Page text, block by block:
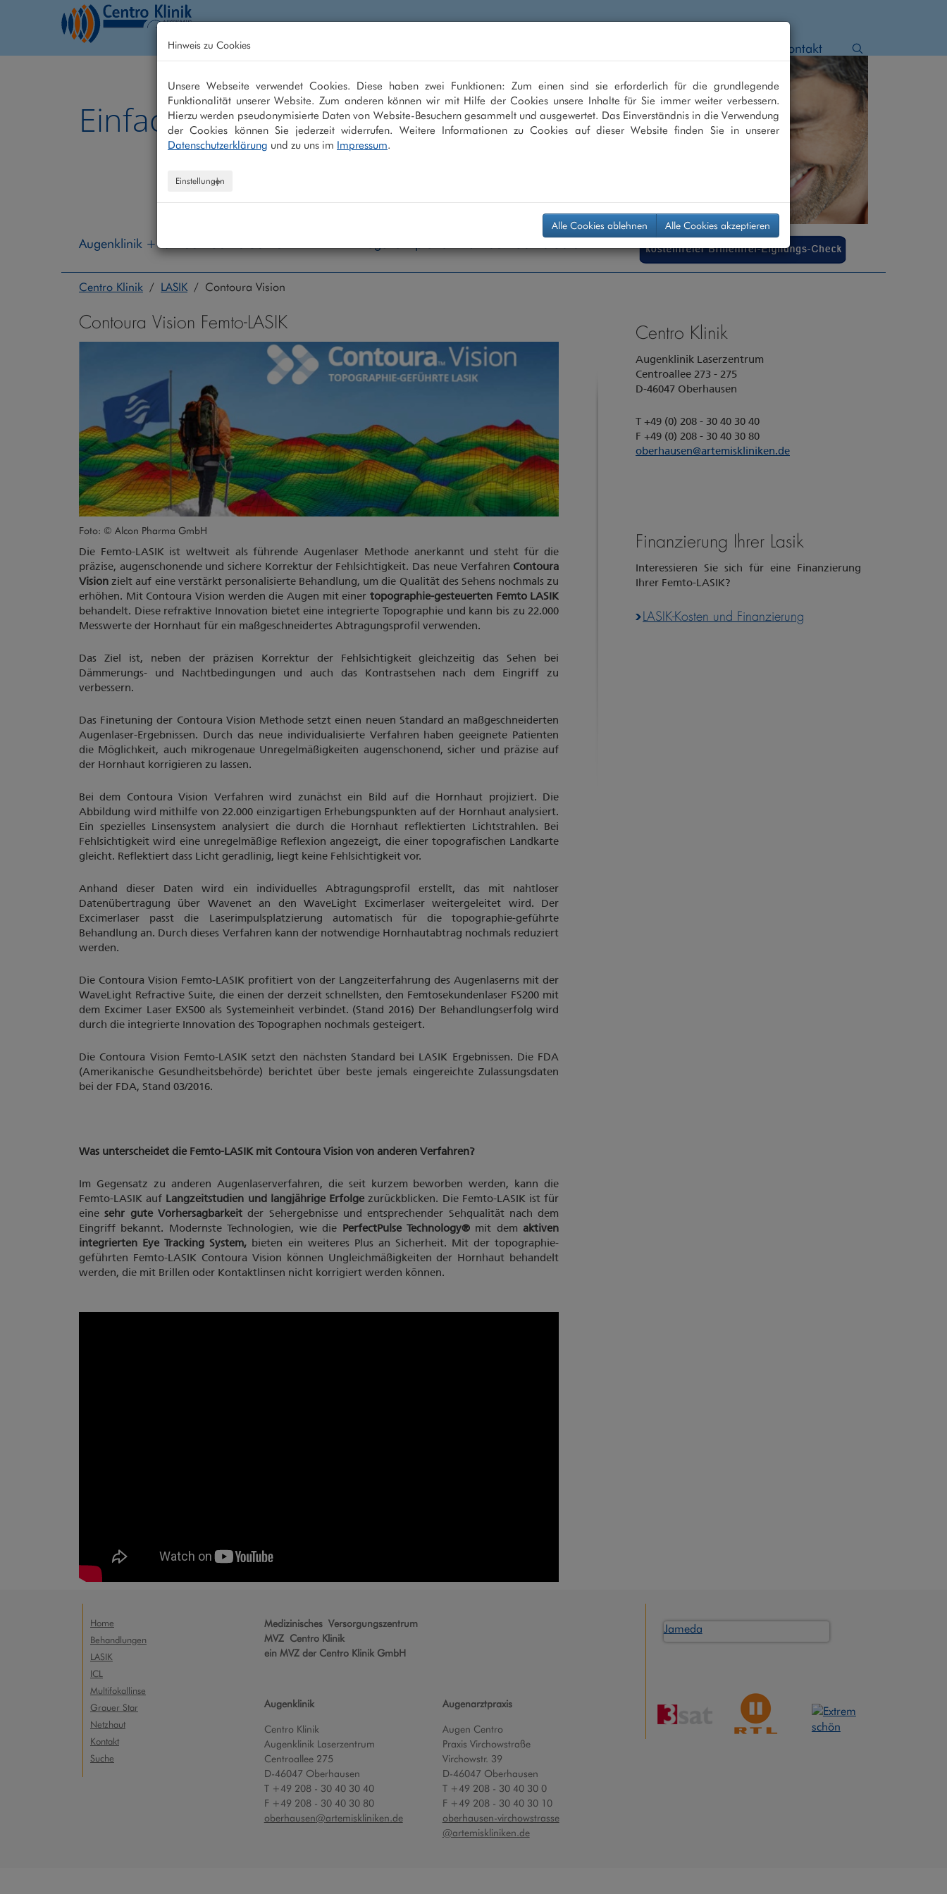
Home Behandlungen Kontakt
Einfach besser sehen
Augenklinik +49 208 - 30 40 30 40
Centro Klinik / LASIK/ Contoura Vision
Contoura Vision Femto-LASIK
Foto: © Alcon Pharma GmbH
Die Femto-LASIK ist weltweit als führende Augenlaser Methode anerkannt und steht für die
präzise, augenschonende und sichere Korrektur der Fehlsichtigkeit. Das neue Verfahren Contoura
Vision zielt auf eine verstärkt personalisierte Behandlung, um die Qualität des Sehens nochmals zu
erhöhen. Mit Contoura Vision werden die Augen mit einer topographie-gesteuerten Femto LASIK
behandelt. Diese refraktive Innovation bietet eine integrierte Topographie und kann bis zu 22.000
Messwerte der Hornhaut für ein maßgeschneidertes Abtragungsprofil verwenden.
Das Ziel ist, neben der präzisen Korrektur der Fehlsichtigkeit gleichzeitig das Sehen bei
Dämmerungs- und Nachtbedingungen und auch das Kontrastsehen nach dem Eingriff zu
verbessern.
Das Finetuning der Contoura Vision Methode setzt einen neuen Standard an maßgeschneiderten
Augenlaser-Ergebnissen. Durch das neue individualisierte Verfahren haben geeignete Patienten
die Möglichkeit, auch mikrogenaue Unregelmäßigkeiten augenschonend, sicher und präzise auf
der Hornhaut korrigieren zu lassen.
Bei dem Contoura Vision Verfahren wird zunächst ein Bild auf die Hornhaut projiziert. Die
Abbildung wird mithilfe von 22.000 einzigartigen Erhebungspunkten auf der Hornhaut analysiert.
Ein spezielles Linsensystem analysiert die durch die Hornhaut reflektierten Lichtstrahlen. Bei
Fehlsichtigkeit wird eine unregelmäßige Reflexion angezeigt, die einer topografischen Landkarte
gleicht. Reflektiert dass Licht geradlinig, liegt keine Fehlsichtigkeit vor.
Anhand dieser Daten wird ein individuelles Abtragungsprofil erstellt, das mit nahtloser
Datenübertragung über Wavenet an den WaveLight Excimerlaser weitergeleitet wird. Der
Excimerlaser passt die Laserimpulsplatzierung automatisch für die topographie-geführte
Behandlung an. Durch dieses Verfahren kann der notwendige Hornhautabtrag nochmals reduziert
werden.
Die Contoura Vision Femto-LASIK profitiert von der Langzeiterfahrung des Augenlaserns mit der
WaveLight Refractive Suite, die einen der derzeit schnellsten, den Femtosekundenlaser FS200 mit
dem Excimer Laser EX500 als Systemeinheit verbindet. (Stand 2016) Der Behandlungserfolg wird
durch die integrierte Innovation des Topographen nochmals gesteigert.
Die Contoura Vision Femto-LASIK setzt den nächsten Standard bei LASIK Ergebnissen. Die FDA
(Amerikanische Gesundheitsbehörde) berichtet über beste jemals eingereichte Zulassungsdaten
bei der FDA, Stand 03/2016.
Was unterscheidet die Femto-LASIK mit Contoura Vision von anderen Verfahren?
Im Gegensatz zu anderen Augenlaserverfahren, die seit kurzem beworben werden, kann die
Femto-LASIK auf Langzeitstudien und langjährige Erfolgezurückblicken. Die Femto-LASIK ist für
einesehr gute Vorhersagbarkeitder Sehergebnisse und entsprechender Sehqualität nach dem
Eingriff bekannt. Modernste Technologien, wie die PerfectPulse Technology® mit demaktiven
integrierten Eye Tracking System, bieten ein weiteres Plus an Sicherheit. Mit der topographie-
geführten Femto-LASIK Contoura Vision können Ungleichmäßigkeiten der Hornhaut behandelt
werden, die mit Brillen oder Kontaktlinsen nicht korrigiert werden können.
Centro Klinik
Augenklinik Laserzentrum
Centroallee 273 - 275
D-46047 Oberhausen
T +49 (0) 208 - 30 40 30 40
F +49 (0) 208 - 30 40 30 80
oberhausen@artemiskliniken.de
Finanzierung Ihrer Lasik
Interessieren Sie sich für eine Finanzierung
Ihrer Femto-LASIK?
LASIK-Kosten und Finanzierung
Home
Behandlungen
LASIK
ICL
Multifokallinse
Grauer Star
Netzhaut
Kontakt
Suche
Medizinisches Versorgungszentrum
MVZ Centro Klinik
ein MVZ der Centro Klinik GmbH
Augenklinik
Centro Klinik
Augenklinik Laserzentrum
Centroallee 275
D-46047 Oberhausen
T +49 208 - 30 40 30 40
F +49 208 - 30 40 30 80
oberhausen@artemiskliniken.de
Augenarztpraxis
Augen Centro
Praxis Virchowstraße
Virchowstr. 39
D-46047 Oberhausen
T +49 208 - 30 40 30 0
F +49 208 - 30 40 30 10
oberhausen-virchowstrasse
@artemiskliniken.de
Jameda
Hinweis zu Cookies
Unsere Webseite verwendet Cookies. Diese haben zwei Funktionen: Zum einen sind sie erforderlich für die grundlegende
Funktionalität unserer Website. Zum anderen können wir mit Hilfe der Cookies unsere Inhalte für Sie immer weiter verbessern.
Hierzu werden pseudonymisierte Daten von Website-Besuchern gesammelt und ausgewertet. Das Einverständnis in die Verwendung
der Cookies können Sie jederzeit widerrufen. Weitere Informationen zu Cookies auf dieser Website finden Sie in unserer
Datenschutzerklärung und zu uns im Impressum.
Einstellungen
Alle Cookies ablehnen Alle Cookies akzeptieren